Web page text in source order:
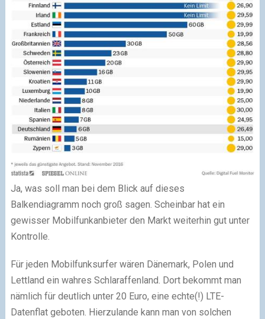
Ja, was soll man bei dem Blick auf dieses
Balkendiagramm noch groß sagen. Scheinbar hat ein
gewisser Mobilfunkanbieter den Markt weiterhin gut unter
Kontrolle.
Für jeden Mobilfunksurfer wären Dänemark, Polen und
Lettland ein wahres Schlaraffenland. Dort bekommt man
nämlich für deutlich unter 20 Euro, eine echte(!) LTE-
Datenflat geboten. Hier­zu­lan­de kann man von solchen